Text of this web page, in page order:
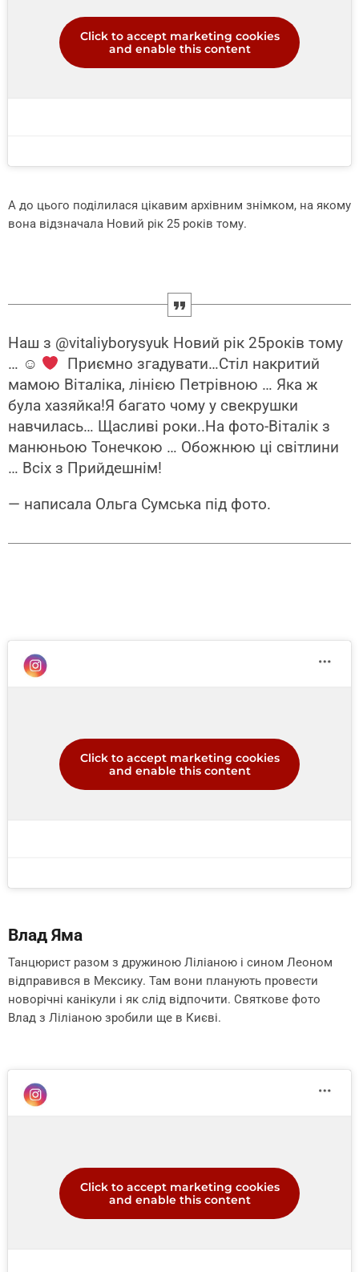
Click to accept marketing cookies
and enable this content
А до цього поділилася цікавим архівним знімком, на якому
вона відзначала Новий рік 25 років тому.
Наш з @vitaliyborysyuk Новий рік 25років тому
… ☺
Приємно згадувати…Стіл накритий
мамою Віталіка, лінією Петрівною … Яка ж
була хазяйка!Я багато чому у свекрушки
навчилась… Щасливі роки..На фото-Віталік з
манюньою Тонечкою … Обожнюю ці світлини
… Всіх з Прийдешнім!
— написала Ольга Сумська під фото.
Click to accept marketing cookies
and enable this content
Влад Яма
Танцюрист разом з дружиною Ліліаною і сином Леоном
відправився в Мексику. Там вони планують провести
новорічні канікули і як слід відпочити. Святкове фото
Влад з Ліліаною зробили ще в Києві.
Click to accept marketing cookies
and enable this content